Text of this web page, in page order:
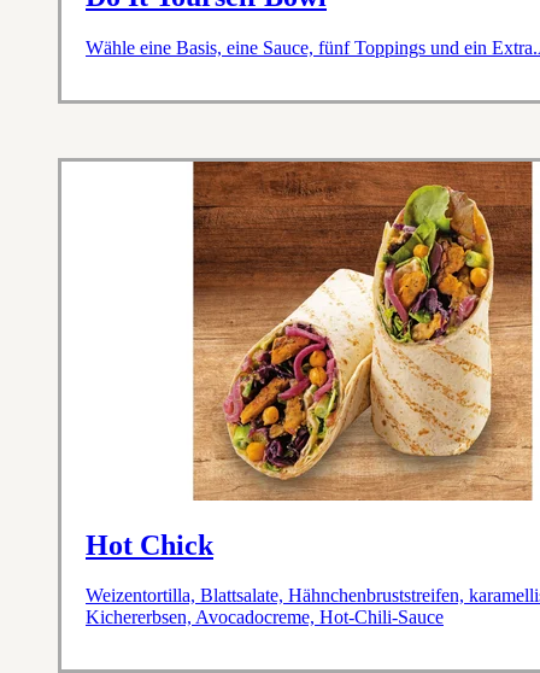
Wähle eine Basis, eine Sauce, fünf Toppings und ein
Hot Chick
Weizentortilla, Blattsalate, Hähnchenbruststreifen,
Kichererbsen, Avocadocreme, Hot-Chili-Sauce